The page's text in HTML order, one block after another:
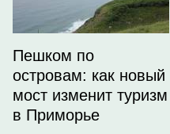
Пешком по
островам: как новый
мост изменит туризм
в Приморье